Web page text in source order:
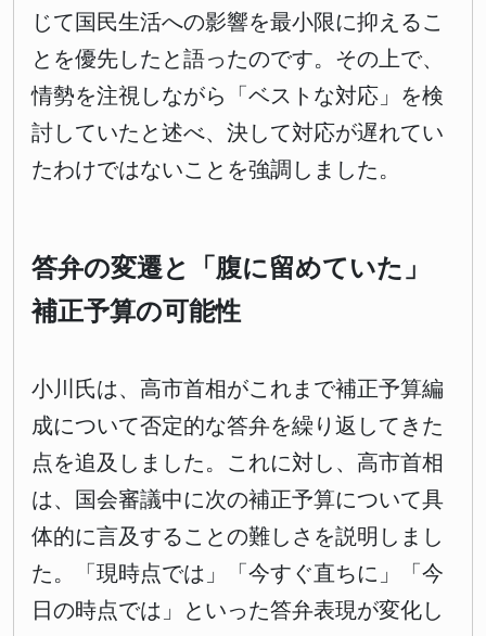
じて国民生活への影響を最小限に抑えるこ
とを優先したと語ったのです。その上で、
情勢を注視しながら「ベストな対応」を検
討していたと述べ、決して対応が遅れてい
たわけではないことを強調しました。
答弁の変遷と「腹に留めていた」
補正予算の可能性
小川氏は、高市首相がこれまで補正予算編
成について否定的な答弁を繰り返してきた
点を追及しました。これに対し、高市首相
は、国会審議中に次の補正予算について具
体的に言及することの難しさを説明しまし
た。「現時点では」「今すぐ直ちに」「今
日の時点では」といった答弁表現が変化し